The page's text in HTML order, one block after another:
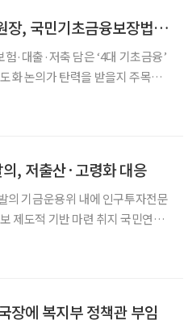
[현장에서] “복지 아닌 권리” 김은경 신복위원장, 국민기초금융보장법 밑그림 공개
, 저출산·고령화 대응
의 기금운용위 내에 인구투자전문
기반 마련 취지 국민연금
장에 복지부 정책관 부임